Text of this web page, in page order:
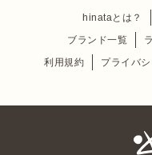
hinataとは？
ブランド一覧
利用規約
プライバ